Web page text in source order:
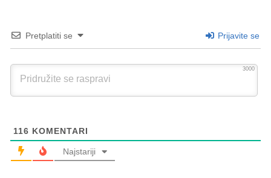
Pretplatiti se Prijavite se
3000
116 KOMENTARI
Najstariji